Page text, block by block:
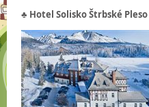
♣ Hotel Solisko Štrbské Pleso